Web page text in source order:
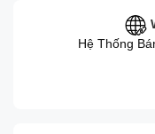
Hệ Thống